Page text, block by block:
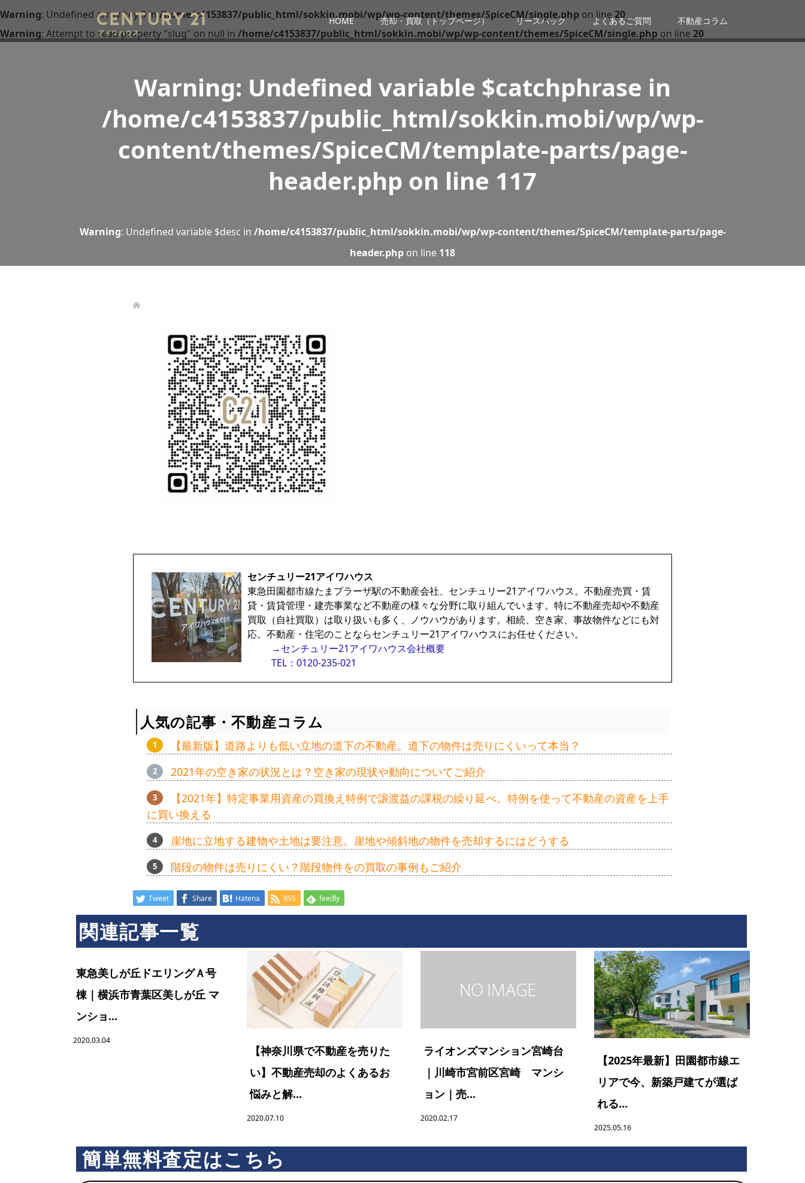
HOME 売却・買取（トップページ） リースバック よくあるご質問 不動産コラム
Warning: Undefined array key 0 in/home/c4153837/public_html/sokkin.mobi/wp/wp-content/themes/SpiceCM/single.php on line20
Warning: Attempt to read property "slug" on null in /home/c4153837/public_html/sokkin.mobi/wp/wp-content/themes/SpiceCM/single.php on line 20
Warning: Undefined variable $catchphrase in
/home/c4153837/public_html/sokkin.mobi/wp/wp-
content/themes/SpiceCM/template-parts/page-
header.php on line 117
Warning: Undefined variable $desc in /home/c4153837/public_html/sokkin.mobi/wp/wp-content/themes/SpiceCM/template-parts/page-
header.php on line 118
センチュリー21アイワハウス
東急田園都市線たまプラーザ駅の不動産会社、センチュリー21アイワハウス。不動産売買・賃
貸・賃貸管理・建売事業など不動産の様々な分野に取り組んでいます。特に不動産売却や不動産
買取（自社買取）は取り扱いも多く、ノウハウがあります。相続、空き家、事故物件などにも対
応。不動産・住宅のことならセンチュリー21アイワハウスにお任せください。
→センチュリー21アイワハウス会社概要
TEL：0120-235-021
人気の記事・不動産コラム
【最新版】道路よりも低い立地の道下の不動産。道下の物件は売りにくいって本当？
2021年の空き家の状況とは？空き家の現状や動向についてご紹介
【2021年】特定事業用資産の買換え特例で譲渡益の課税の繰り延べ。特例を使って不動産の資産を上手
に買い換える
崖地に立地する建物や土地は要注意。崖地や傾斜地の物件を売却するにはどうする
階段の物件は売りにくい？階段物件をの買取の事例もご紹介
Tweet Share Hatena RSS feedly
関連記事一覧
東急美しが丘ドエリングＡ号
棟｜横浜市青葉区美しが丘 マ
ンショ...
2020.03.04
【神奈川県で不動産を売りた
い】不動産売却のよくあるお
悩みと解...
2020.07.10
ライオンズマンション宮崎台
｜川崎市宮前区宮崎 マンシ
ョン｜売...
2020.02.17
【2025年最新】田園都市線エ
リアで今、新築戸建てが選ば
れる...
2025.05.16
簡単無料査定はこちら